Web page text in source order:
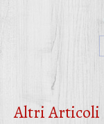
Altri Articoli